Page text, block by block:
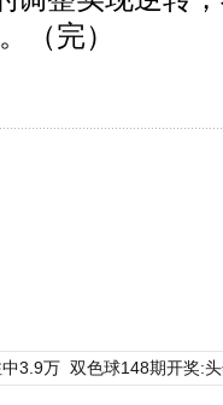
（完）
3.9万 双色球148期开奖: